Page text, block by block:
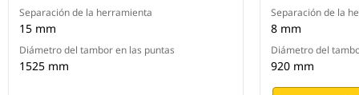
Separación de la herramienta
15 mm
Diámetro del tambor en las puntas
1525 mm
Separación de la
8 mm
Diámetro del
920 mm